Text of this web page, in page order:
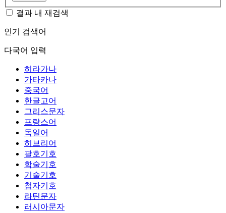
결과 내 재검색
인기 검색어
다국어 입력
히라가나
가타카나
중국어
한글고어
그리스문자
프랑스어
독일어
히브리어
괄호기호
학술기호
기술기호
첨자기호
라틴문자
러시아문자